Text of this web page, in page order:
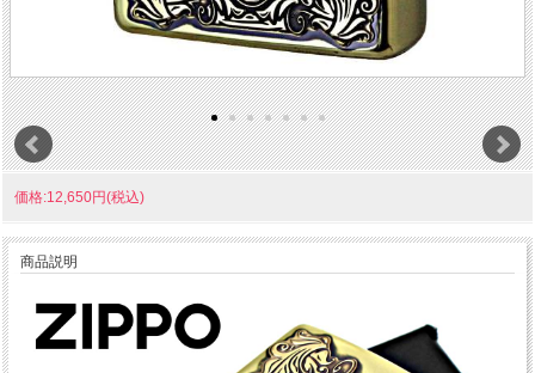
価格:12,650円(税込)
商品説明